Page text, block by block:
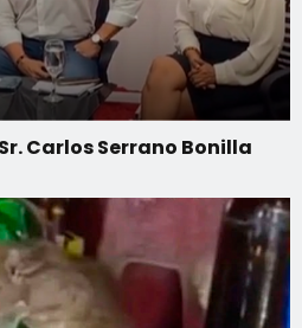
Carlos Serrano Bonilla